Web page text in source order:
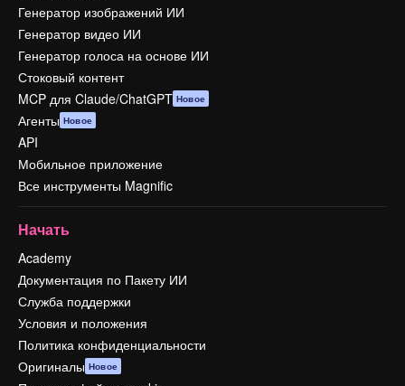
Генератор изображений ИИ
Генератор видео ИИ
Генератор голоса на основе ИИ
Стоковый контент
MCP для Claude/ChatGPT Новое
Агенты Новое
API
Мобильное приложение
Все инструменты Magnific
Начать
Academy
Документация по Пакету ИИ
Служба поддержки
Условия и положения
Политика конфиденциальности
Оригиналы Новое